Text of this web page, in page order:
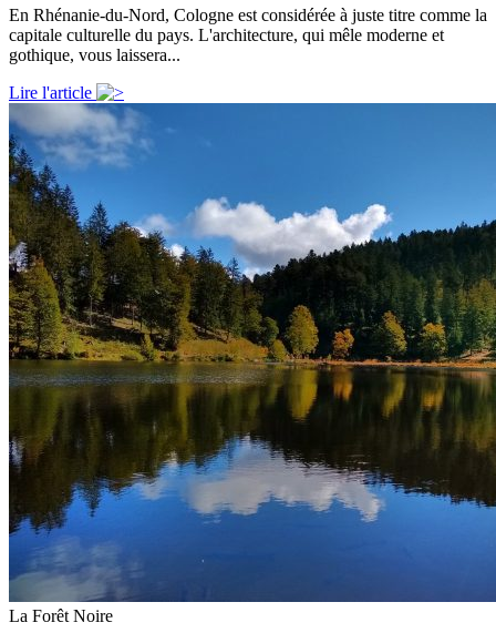
En Rhénanie-du-Nord, Cologne est considérée à juste titre comme la
capitale culturelle du pays. L'architecture, qui mêle moderne et
gothique, vous laissera...
Lire l'article
La Forêt Noire